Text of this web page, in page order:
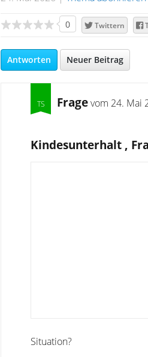
0 Twittern
Antworten Neuer Beitrag
Fragevom 24. Mai
Kindesunterhalt ,
Situation?